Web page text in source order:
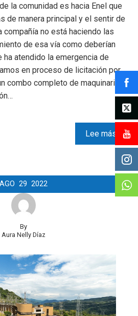
la comunidad es hacia Enel que
de manera principal y el sentir de
compañía no está haciendo las
de esa vía como deberían
ha atendido la emergencia de
en proceso de licitación por
combo completo de maquinaria.
Lee más
AGO 29 2022
By
Aura Nelly Díaz